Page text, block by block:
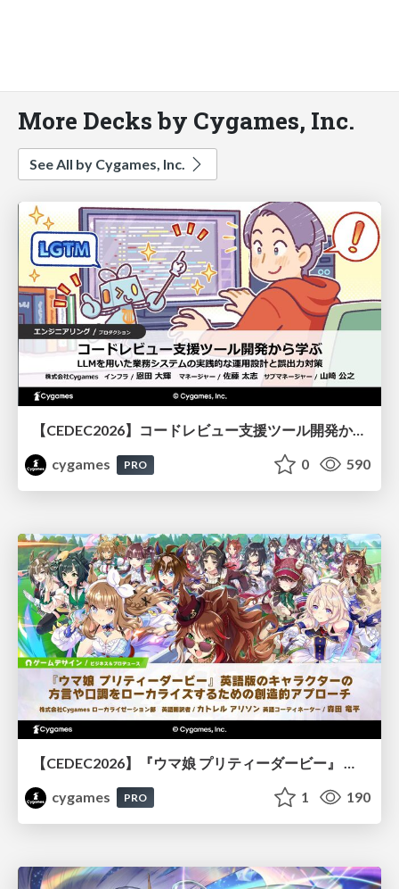
More Decks by Cygames, Inc.
See All by Cygames, Inc.
【CEDEC2026】コードレビュー支援ツール開発から学ぶ：LLMを用いた業務システムの実践的な運用設計と誤出力対策
cygames
PRO 0 590
cygames
PRO 1 190